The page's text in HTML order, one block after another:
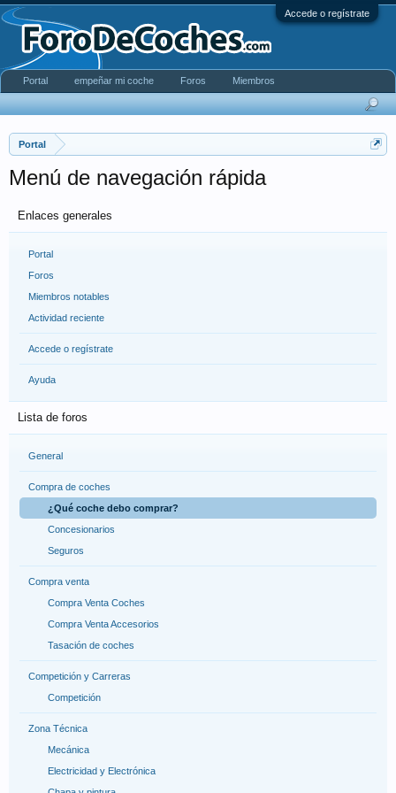
Accede o regístrate
Portal
Menú de navegación rápida
Enlaces generales
Portal
Foros
Miembros notables
Actividad reciente
Accede o regístrate
Ayuda
Lista de foros
General
Compra de coches
¿Qué coche debo comprar?
Concesionarios
Seguros
Compra venta
Compra Venta Coches
Compra Venta Accesorios
Tasación de coches
Competición y Carreras
Competición
Zona Técnica
Mecánica
Electricidad y Electrónica
Portal empeñar mi coche Foros Miembros